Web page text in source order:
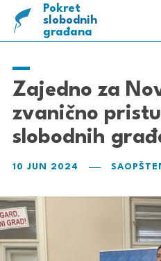
Pokret
pametnih
slobodnih
građana
Zajedno za
zvanično
slobodnih
10 JUN 2024